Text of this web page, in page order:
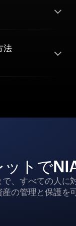
法
トで
、すべての人に
の管理と保護を